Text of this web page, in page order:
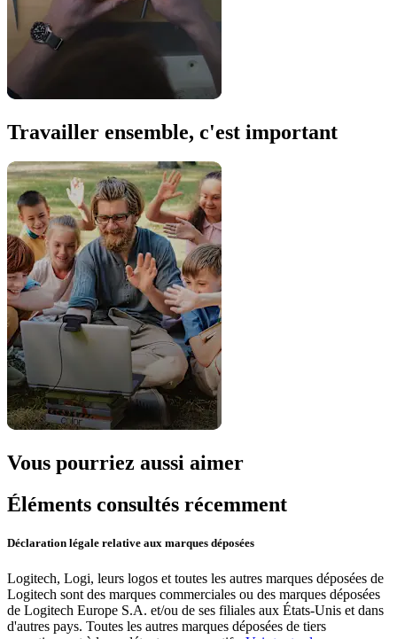
Travailler ensemble, c'est important
Vous pourriez aussi aimer
Éléments consultés récemment
Déclaration légale relative aux marques déposées
Logitech, Logi, leurs logos et toutes les autres marques déposées de
Logitech sont des marques commerciales ou des marques déposées
de Logitech Europe S.A. et/ou de ses filiales aux États-Unis et dans
d'autres pays. Toutes les autres marques déposées de tiers